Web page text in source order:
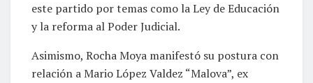
este partido por temas como la Ley de Educación
y la reforma al Poder Judicial.
Asimismo, Rocha Moya manifestó su postura con
relación a Mario López Valdez “Malova”, ex